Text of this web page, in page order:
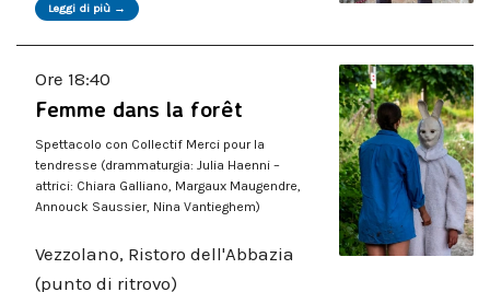
Leggi di più →
Ore 18:40
Femme dans la forêt
Spettacolo con Collectif Merci pour la
tendresse (drammaturgia: Julia Haenni –
attrici: Chiara Galliano, Margaux Maugendre,
Annouck Saussier, Nina Vantieghem)
Vezzolano, Ristoro dell'Abbazia
(punto di ritrovo)